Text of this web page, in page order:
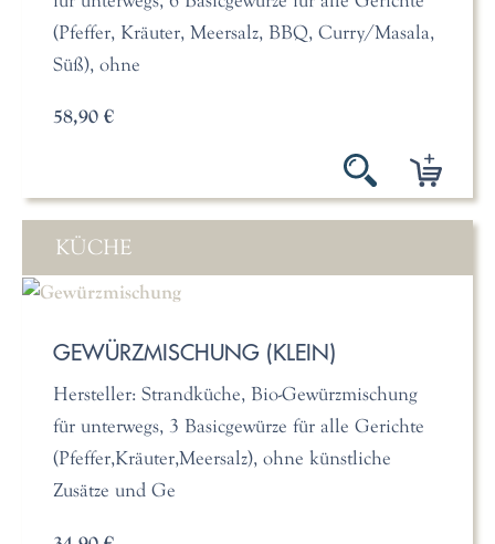
(Pfeffer, Kräuter, Meersalz, BBQ, Curry/Masala,
Süß), ohne
58,90 €
KÜCHE
GEWÜRZMISCHUNG (KLEIN)
Hersteller: Strandküche, Bio-Gewürzmischung
für unterwegs, 3 Basicgewürze für alle Gerichte
(Pfeffer,Kräuter,Meersalz), ohne künstliche
Zusätze und Ge